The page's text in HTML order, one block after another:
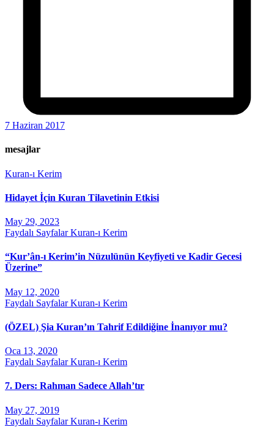
7 Haziran 2017
mesajlar
Kuran-ı Kerim
Hidayet İçin Kuran Tilavetinin Etkisi
May 29, 2023
Faydalı SayfalarKuran-ı Kerim
“Kur’ân-ı Kerim’in Nüzulünün Keyfiyeti ve Kadir Gecesi
Üzerine”
May 12, 2020
Faydalı SayfalarKuran-ı Kerim
(ÖZEL) Şia Kuran’ın Tahrif Edildiğine İnanıyor mu?
Oca 13, 2020
Faydalı SayfalarKuran-ı Kerim
7. Ders: Rahman Sadece Allah’tır
May 27, 2019
Faydalı SayfalarKuran-ı Kerim